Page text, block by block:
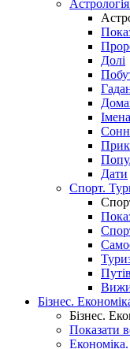
Долі
Імена
Дати
Спорт.
Бізнес.
Бізнес.
Показати
Економіка.